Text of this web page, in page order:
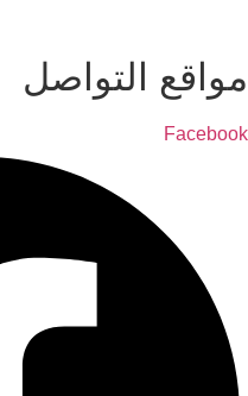
مواقع التواصل
Facebook